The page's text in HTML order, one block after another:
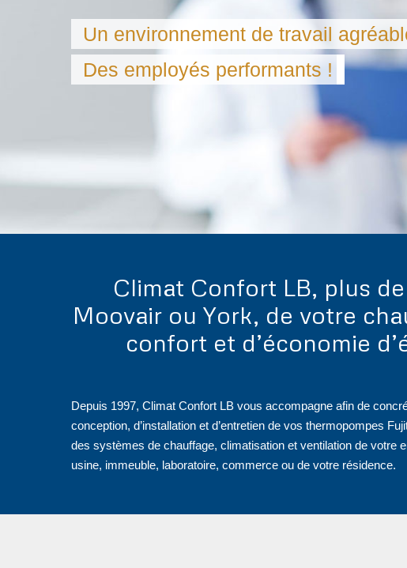
Un environnement de travail
Des employés performants !
Un environnement de travail
Des employés performants !
Climat Confort LB, plus
Moovair ou York, de votre
confort et d’économie
Depuis 1997, Climat Confort LB vous accompagne afin de
conception, d’installation et d’entretien de vos thermopompes
des systèmes de chauffage, climatisation et ventilation de votre
usine, immeuble, laboratoire, commerce ou de votre résidence.